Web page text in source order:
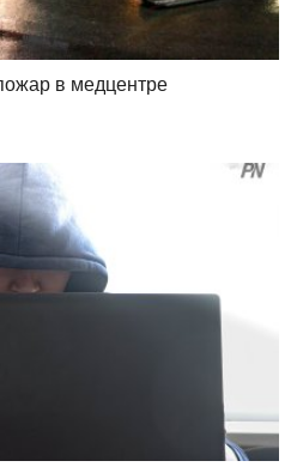
в медцентре